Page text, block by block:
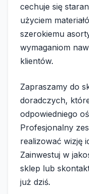
cechuje się
użyciem
szerokiemu
wymaganiom
klientów.
Zapraszamy do
doradczych,
odpowiedniego
Profesjonalny
realizować wizję
Zainwestuj w
sklep lub
już dziś.